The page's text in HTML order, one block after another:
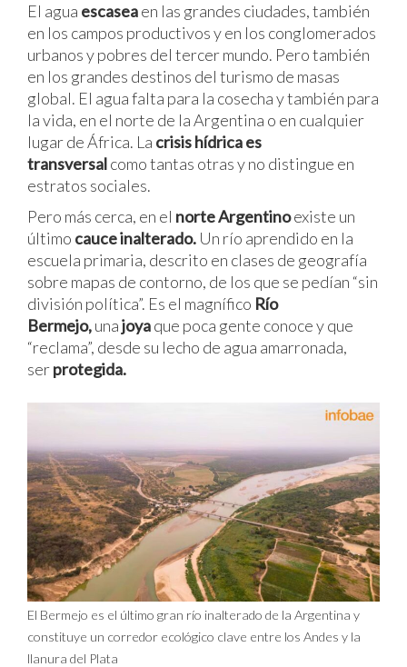
El agua escaseaen las grandes ciudades, también
en los campos productivos y en los conglomerados
urbanos y pobres del tercer mundo. Pero también
en los grandes destinos del turismo de masas
global. El agua falta para la cosecha y también para
la vida, en el norte de la Argentina o en cualquier
lugar de África. La crisis hídrica es
transversalcomo tantas otras y no distingue en
estratos sociales.
Pero más cerca, en el norte Argentinoexiste un
último cauce inalterado. Un río aprendido en la
escuela primaria, descrito en clases de geografía
sobre mapas de contorno, de los que se pedían “sin
división política”. Es el magnífico Río
Bermejo,unajoyaque poca gente conoce y que
“reclama”, desde su lecho de agua amarronada,
serprotegida.
El Bermejo es el último gran río inalterado de la Argentina y
constituye un corredor ecológico clave entre los Andes y la
llanura del Plata